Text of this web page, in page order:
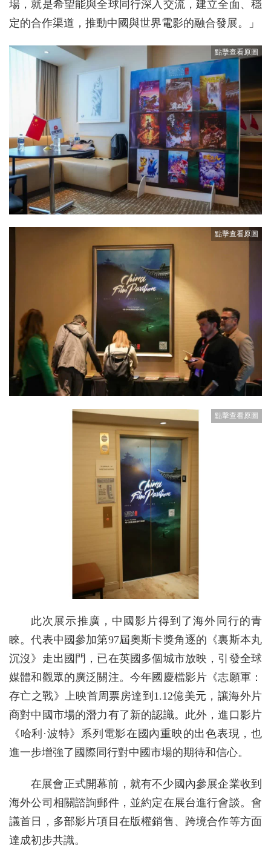
場，就是希望能與全球同行深入交流，建立全面、穩
定的合作渠道，推動中國與世界電影的融合發展。」
此次展示推廣，中國影片得到了海外同行的青
睞。代表中國參加第97屆奧斯卡獎角逐的《裏斯本丸
沉沒》走出國門，已在英國多個城市放映，引發全球
媒體和觀眾的廣泛關注。今年國慶檔影片《志願軍：
存亡之戰》上映首周票房達到1.12億美元，讓海外片
商對中國市場的潛力有了新的認識。此外，進口影片
《哈利·波特》系列電影在國內重映的出色表現，也
進一步增強了國際同行對中國市場的期待和信心。
在展會正式開幕前，就有不少國內參展企業收到
海外公司相關諮詢郵件，並約定在展台進行會談。會
議首日，多部影片項目在版權銷售、跨境合作等方面
達成初步共識。